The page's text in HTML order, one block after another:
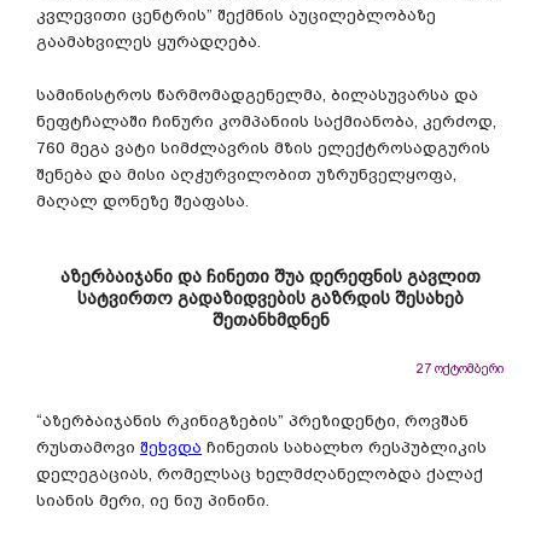
კვლევითი ცენტრის” შექმნის აუცილებლობაზე
გაამახვილეს ყურადღება.
სამინისტროს წარმომადგენელმა, ბილასუვარსა და
ნეფტჩალაში ჩინური კომპანიის საქმიანობა, კერძოდ,
760 მეგა ვატი სიმძლავრის მზის ელექტროსადგურის
შენება და მისი აღჭურვილობით უზრუნველყოფა,
მაღალ დონეზე შეაფასა.
აზერბაიჯანი და ჩინეთი შუა დერეფნის გავლით
სატვირთო გადაზიდვების გაზრდის შესახებ
შეთანხმდნენ
27 ოქტომბერი
“აზერბაიჯანის რკინიგზების” პრეზიდენტი, როვშან
რუსთამოვი შეხვდა ჩინეთის სახალხო რესპუბლიკის
დელეგაციას, რომელსაც ხელმძღანელობდა ქალაქ
სიანის მერი, იე ნიუ პინინი.